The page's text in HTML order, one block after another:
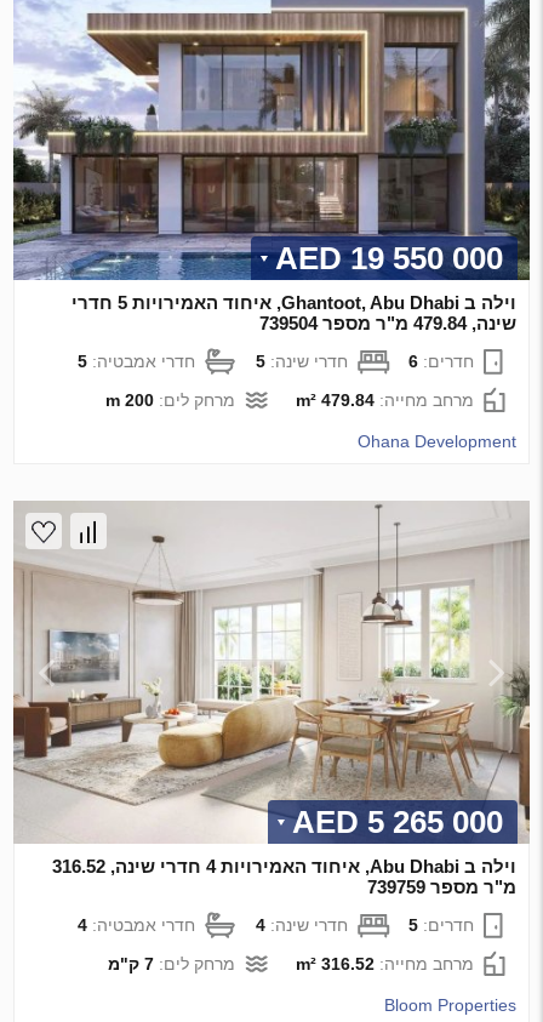
19 550 000 AED
וילה ב Ghantoot, Abu Dhabi, איחוד האמירויות 5 חדרי
שינה, 479.84 מ"ר מספר 739504
חדרים:6 חדרי שינה:5 חדרי אמבטיה:5
מרחב מחייה:479.84 m² מרחק לים:200 m
Ohana Development
5 265 000 AED
וילה ב Abu Dhabi, איחוד האמירויות 4 חדרי שינה, 316.52
מ"ר מספר 739759
חדרים:5 חדרי שינה:4 חדרי אמבטיה:4
מרחב מחייה:316.52 m² מרחק לים:7 ק"מ
Bloom Properties